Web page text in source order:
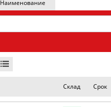
Наименование
Склад Срок